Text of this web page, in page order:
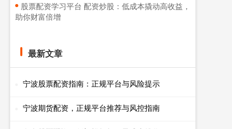
​股票配资学习平台 配资炒股：低成本撬动高收益，
助你财富倍增
最新文章
宁波股票配资指南：正规平台与风险提示
宁波期货配资，正规平台推荐与风控指南